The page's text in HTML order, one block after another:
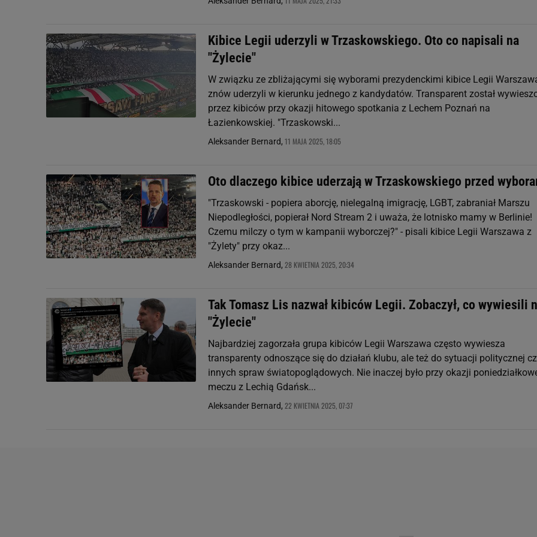
Kibice Legii uderzyli w Trzaskowskiego. Oto co napisali na
"Żylecie"
W związku ze zbliżającymi się wyborami prezydenckimi kibice Legii
znów uderzyli w kierunku jednego z kandydatów. Transparent został
przez kibiców przy okazji hitowego spotkania z Lechem Poznań na
Łazienkowskiej. "Trzaskowski...
Aleksander Bernard, 11 MAJA 2025, 18:05
Oto dlaczego kibice uderzają w Trzaskowskiego przed
"Trzaskowski - popiera aborcję, nielegalną imigrację, LGBT, zabraniał Marszu
Niepodległości, popierał Nord Stream 2 i uważa, że lotnisko mamy w Berlinie!
Czemu milczy o tym w kampanii wyborczej?" - pisali kibice Legii Warszawa z
"Żylety" przy okaz...
Aleksander Bernard, 28 KWIETNIA 2025, 20:34
Tak Tomasz Lis nazwał kibiców Legii. Zobaczył, co wywiesili
"Żylecie"
Najbardziej zagorzała grupa kibiców Legii Warszawa często wywiesza
transparenty odnoszące się do działań klubu, ale też do sytuacji politycznej
innych spraw światopoglądowych. Nie inaczej było przy okazji
meczu z Lechią Gdańsk...
Aleksander Bernard, 22 KWIETNIA 2025, 07:37